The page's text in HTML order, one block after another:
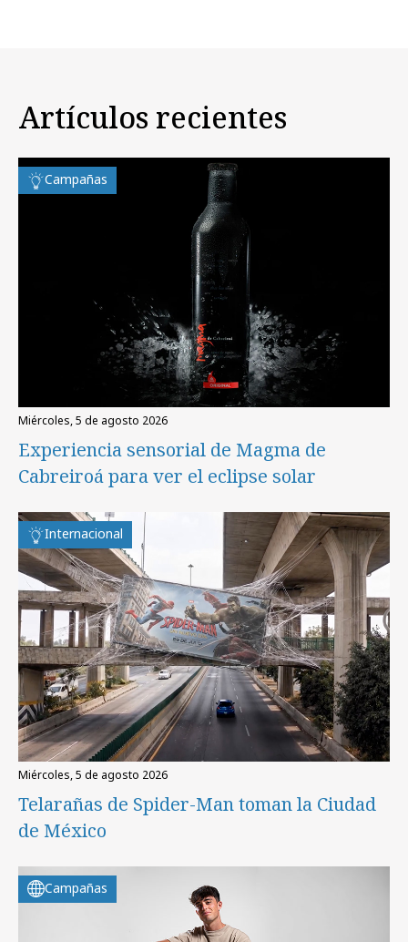
Artículos recientes
Campañas
miércoles, 5 de agosto 2026
Experiencia sensorial de Magma de
Cabreiroá para ver el eclipse solar
Internacional
miércoles, 5 de agosto 2026
Telarañas de Spider-Man toman la Ciudad
de México
Campañas